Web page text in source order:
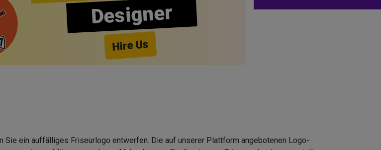
Designer
Hire Us
Sie ein auffälliges Friseurlogo entwerfen. Die auf unserer Plattform angebotenen Logo-